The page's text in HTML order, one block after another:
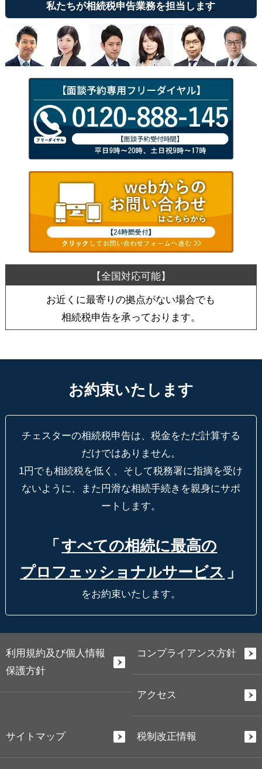
私たちが相続税申告業務を担当します
お近くに最寄りの拠点がない場合でも
相続税申告を承っております。
お約束いたします
チェスターの相続税申告は、税金をただ計算する
だけではありません。
1円でも相続税を低く、そして税務署に指摘を受け
ないように、
また円滑な相続手続きを親身にサポ
ートします。
「 すべての相続に最高の
プロフェッショナルサービス 」
をお約束いたします。
利用規約及び個人情報
保護方針
コンプライアンス方針
アクセス
サイトマップ 税制改正情報